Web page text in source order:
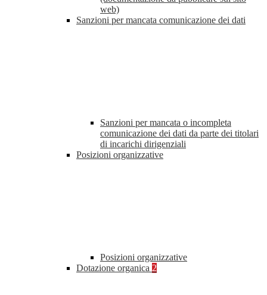
web)
Sanzioni per mancata comunicazione dei dati
Sanzioni per mancata o incompleta
comunicazione dei dati da parte dei titolari
di incarichi dirigenziali
Posizioni organizzative
Posizioni organizzative
Dotazione organica 2